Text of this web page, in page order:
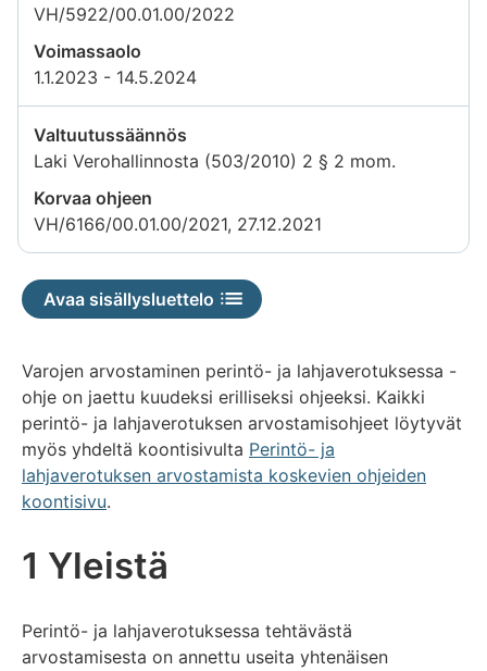
VH/5922/00.01.00/2022
Voimassaolo
1.1.2023 - 14.5.2024
Valtuutussäännös
Laki Verohallinnosta (503/2010) 2 § 2 mom.
Korvaa ohjeen
VH/6166/00.01.00/2021, 27.12.2021
Avaa sisällysluettelo
Varojen arvostaminen perintö- ja lahjaverotuksessa -
ohje on jaettu kuudeksi erilliseksi ohjeeksi. Kaikki
perintö- ja lahjaverotuksen arvostamisohjeet löytyvät
myös yhdeltä koontisivulta Perintö- ja
lahjaverotuksen arvostamista koskevien ohjeiden
koontisivu.
1 Yleistä
Perintö- ja lahjaverotuksessa tehtävästä
arvostamisesta on annettu useita yhtenäisen